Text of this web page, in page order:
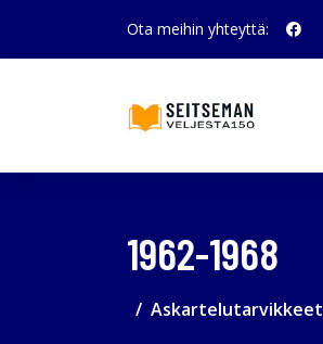
Ota meihin yhteyttä:
1962-1968
Askartelutarvikkeet